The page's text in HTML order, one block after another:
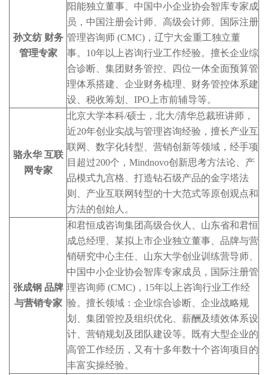
孙文纺 财务
管理专家
阳能独立董事、中国中小企业协会智库专家成
员，中国注册会计师、高级会计师、国际注册
管理咨询师 (CMC)，辽宁大金重工独立董
事。10年以上咨询行业工作经验。擅长企业综
合诊断、集团财务管控、四位一体全面预算管
理体系搭建、企业财务梳理、财务管控体系建
设、税收筹划、IPO上市前辅导等。
骆永华 互联
网专家
北京大学本科/硕士，北大/清华总裁班讲师，
近20年创业实战与管理咨询经验，擅长产业互
联网、数字化转型、营销创新等领域，经手项
目超过200个，Mindnovo创新思考方法论、产
品模式九宫格、打造钻石级产品的金字塔法
则、产业互联网转型的十大范式等原创观点和
方法的创始人。
张成钢 品牌
与营销专家
和君恒成咨询集团高级合伙人、山东省和君恒
成总经理、某拟上市企业独立董事、品牌与营
销研究中心主任、山东大学创业训练营导师、
中国中小企业协会智库专家成员，国际注册管
理咨询师 (CMC)，15年以上咨询行业工作经
验。擅长领域：企业综合诊断、企业战略规
划、集团管控及组织优化、薪酬及绩效体系设
计、营销规划及团队建设等。既有大型企业的
高管工作经历，又有十多年数十个咨询项目的
丰富实操经验。